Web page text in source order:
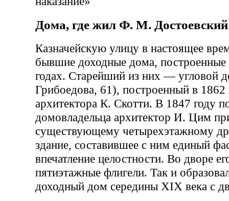
Дома, где жил Ф. М. Достоевский
Казначейскую улицу в настоящее
бывшие доходные дома,
годах. Старейший из них — угловой
Грибоедова, 61), построенный в 1862
архитектора К. Скотти. В 1847 году
домовладельца архитектор И. Цим
существующему четырехэтажному
здание, составившее с ним единый
впечатление целостности. Во дворе
пятиэтажные флигели. Так и
доходный дом середины XIX века с